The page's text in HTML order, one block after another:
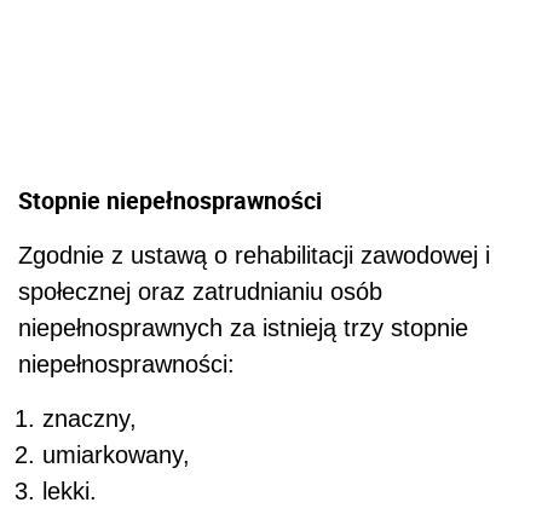
Stopnie niepełnosprawności
Zgodnie z ustawą o rehabilitacji zawodowej i
społecznej oraz zatrudnianiu osób
niepełnosprawnych za istnieją trzy stopnie
niepełnosprawności:
znaczny,
umiarkowany,
lekki.